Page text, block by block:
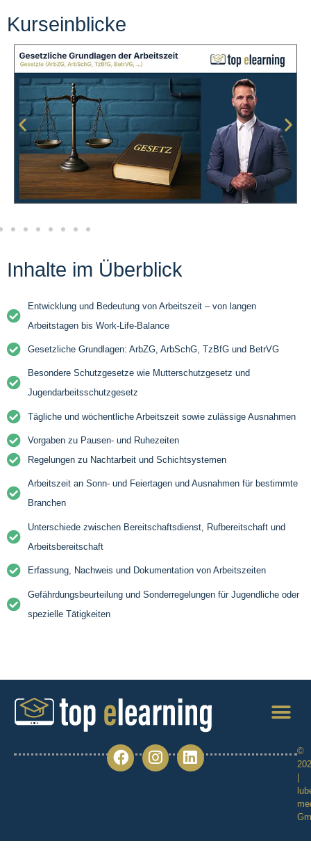
Kurseinblicke
Inhalte im Überblick
Entwicklung und Bedeutung von Arbeitszeit – von langen
Arbeitstagen bis Work-Life-Balance
Gesetzliche Grundlagen: ArbZG, ArbSchG, TzBfG und BetrVG
Besondere Schutzgesetze wie Mutterschutzgesetz und
Jugendarbeitsschutzgesetz
Tägliche und wöchentliche Arbeitszeit sowie zulässige Ausnahmen
Vorgaben zu Pausen- und Ruhezeiten
Regelungen zu Nachtarbeit und Schichtsystemen
Arbeitszeit an Sonn- und Feiertagen und Ausnahmen für bestimmte
Branchen
Unterschiede zwischen Bereitschaftsdienst, Rufbereitschaft und
Arbeitsbereitschaft
Erfassung, Nachweis und Dokumentation von Arbeitszeiten
Gefährdungsbeurteilung und Sonderregelungen für Jugendliche oder
spezielle Tätigkeiten
©